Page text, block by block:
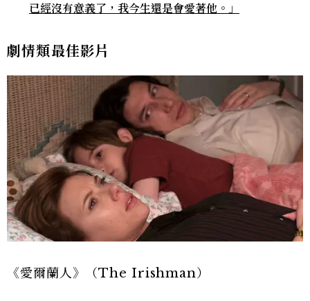
已經沒有意義了，我今生還是會愛著他。」
劇情類最佳影片
《愛爾蘭人》（The Irishman）